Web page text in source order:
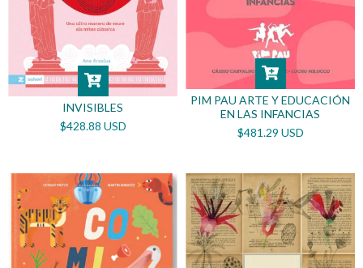
INVISIBLES
$428.88 USD
PIM PAU ARTE Y EDUCACIÓN
EN LAS INFANCIAS
$481.29 USD